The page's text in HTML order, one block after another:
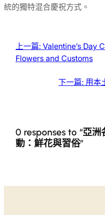
統的獨特混合慶祝方式。
上一篇: Valentine’s Day
Flowers and Customs
下一篇: 用本
0 responses to “亞
動：鮮花與習俗”